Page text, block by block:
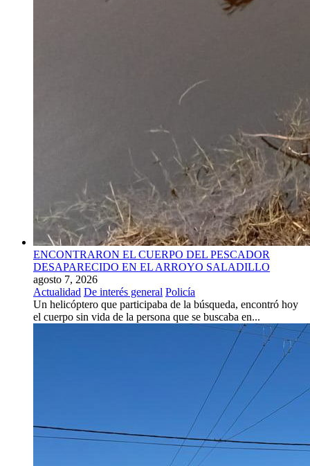
ENCONTRARON EL CUERPO DEL PESCADOR
DESAPARECIDO EN EL ARROYO SALADILLO
agosto 7, 2026
Actualidad De interés general Policía
Un helicóptero que participaba de la búsqueda, encontró hoy
el cuerpo sin vida de la persona que se buscaba en...